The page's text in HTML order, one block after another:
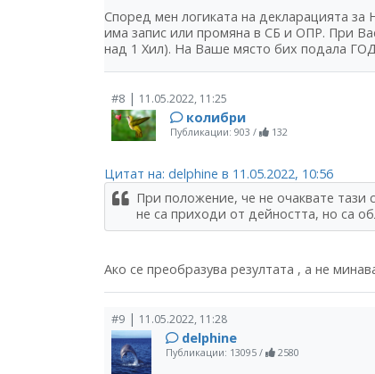
Според мен логиката на декларацията
има запис или промяна в СБ и ОПР. При
над 1 Хил). На Ваше място бих подала ГОД
#8 | 11.05.2022, 11:25
колибри
Публикации: 903 / 132
Цитат на: delphine в 11.05.2022, 10:56
При положение, че не очаквате
не са приходи от дейността, но са
Ако се преобразува резултата , а не
#9 | 11.05.2022, 11:28
delphine
Публикации: 13095 / 2580